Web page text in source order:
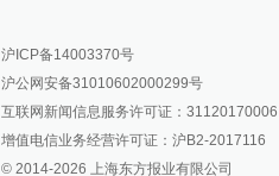
澎湃新闻公众号
澎湃新闻抖音号
派生万物开放平台
IP SHANGHAI
报料邮箱: news@thepaper.cn
沪ICP备14003370号
沪公网安备31010602000299号
互联网新闻信息服务许可证：31120170006
增值电信业务经营许可证：沪B2-2017116
© 2014-2026 上海东方报业有限公司